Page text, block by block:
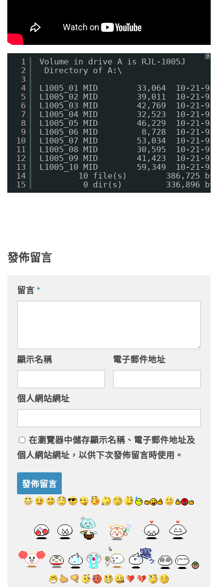
？
1
2
3
4
5
6
7
8
9
10
11
12
13
14
15
Volume in drive A is RJL-1005J
Directory of A:\
L1005_01 MID        33,064  10-
L1005_02 MID        39,011  10-
L1005_03 MID        42,769  10-21-
L1005_04 MID        32,523  10-21-
L1005_05 MID        46,229  10-
L1005_06 MID         8,728  10-
L1005_07 MID        53,034  10-
L1005_08 MID        30,595  10-21-
L1005_09 MID        41,423  10-21-
L1005_10 MID        59,349  10-21-
10 file(s)        386,725
0 dir(s)         336,896
發佈留言
留言 *
顯示名稱 電子郵件地址
個人網站網址
在瀏覽器中儲存顯示名稱、電子郵件地址及
個人網站網址，以供下次發佈留言時使用。